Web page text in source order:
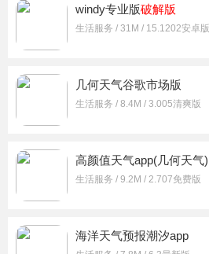
windy专业版破解版
生活服务 / 31M / 15.1202安卓版
几何天气谷歌市场版
生活服务 / 8.4M / 3.005清爽版
高颜值天气app(几何天气)
生活服务 / 9.2M / 2.707免费版
海洋天气预报潮汐app